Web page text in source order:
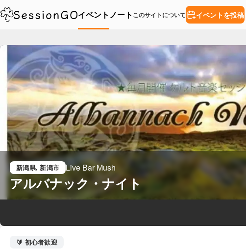
イベント ノート このサイトについて イベントを投稿
新潟県, 新潟市 Live Bar Mush
アルバナック・ナイト
🔰 初心者歓迎